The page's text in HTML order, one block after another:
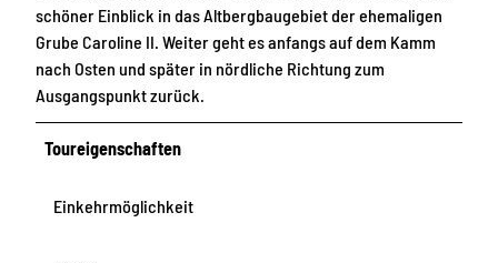
schöner Einblick in das Altbergbaugebiet der ehemaligen
Grube Caroline II. Weiter geht es anfangs auf dem Kamm
nach Osten und später in nördliche Richtung zum
Ausgangspunkt zurück.
Toureigenschaften
Einkehrmöglichkeit